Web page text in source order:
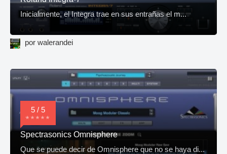
Inicialmente, el Integra trae en sus entrañas el m...
por walerandei
5 / 5
Spectrasonics Omnisphere
Que se puede decir de Omnisphere que no se haya di...